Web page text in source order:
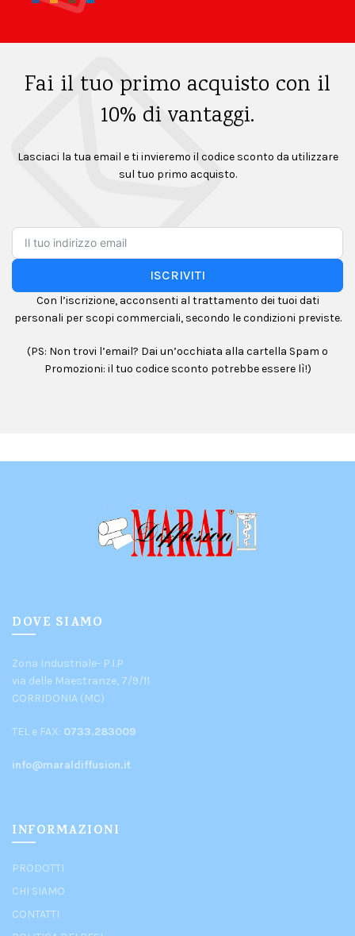
nella
del
Fai il tuo primo acquisto con il
10% di vantaggi.
Lasciaci la tua email e ti invieremo il codice sconto da utilizzare
sul tuo primo acquisto.
ISCRIVITI
Con l’iscrizione, acconsenti al trattamento dei tuoi dati
personali per scopi commerciali, secondo le condizioni previste.
(PS: Non trovi l’email? Dai un’occhiata alla cartella Spam o
Promozioni: il tuo codice sconto potrebbe essere lì!)
DOVE SIAMO
Zona Industriale- P.I.P
via delle Maestranze, 7/9/11
CORRIDONIA (MC)
TEL e FAX: 0733.283009
info@maraldiffusion.it
INFORMAZIONI
PRODOTTI
CHI SIAMO
CONTATTI